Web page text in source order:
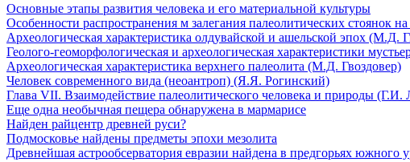
Основные этапы развития человека и его материальной культуры
Особенности распространения м залегания палеолитических стоянок
Археологическая характеристика олдувайской и ашельской эпох (М.Д.
Геолого-геоморфологическая и археологическая характеристики
Археологическая характеристика верхнего палеолита (М.Д. Гвоздовер)
Человек современного вида (неоантроп) (Я.Я. Рогинский)
Глава VII. Взаимодействие палеолитического человека и природы (Г.И.
Еще одна необычная пещера обнаружена в мармарисе
Найден райцентр древней руси?
Подмосковье найдены предметы эпохи мезолита
Древнейшая астрообсерватория евразии найдена в предгорьях южного